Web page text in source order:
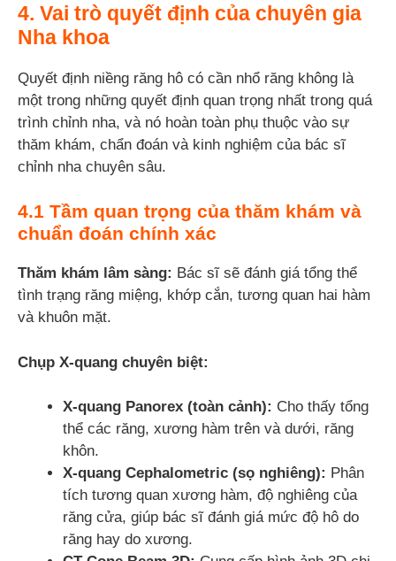
4. Vai trò quyết định của chuyên gia
Nha khoa
Quyết định niềng răng hô có cần nhổ răng không là
một trong những quyết định quan trọng nhất trong quá
trình chỉnh nha, và nó hoàn toàn phụ thuộc vào sự
thăm khám, chẩn đoán và kinh nghiệm của bác sĩ
chỉnh nha chuyên sâu.
4.1 Tầm quan trọng của thăm khám và
chuẩn đoán chính xác
Thăm khám lâm sàng: Bác sĩ sẽ đánh giá tổng thể
tình trạng răng miệng, khớp cắn, tương quan hai hàm
và khuôn mặt.
Chụp X-quang chuyên biệt:
X-quang Panorex (toàn cảnh): Cho thấy tổng
thể các răng, xương hàm trên và dưới, răng
khôn.
X-quang Cephalometric (sọ nghiêng): Phân
tích tương quan xương hàm, độ nghiêng của
răng cửa, giúp bác sĩ đánh giá mức độ hô do
răng hay do xương.